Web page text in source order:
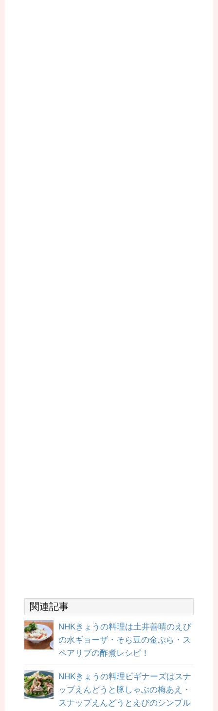
関連記事
NHKきょうの料理は土井善晴のえび
の水ギョーザ・そら豆の金ぷら・ス
ペアリブの酢煮レシピ！
NHKきょうの料理ビギナーズはスナ
ップえんどうと豚しゃぶの梅あえ・
スナップえんどうとえびのシンプル